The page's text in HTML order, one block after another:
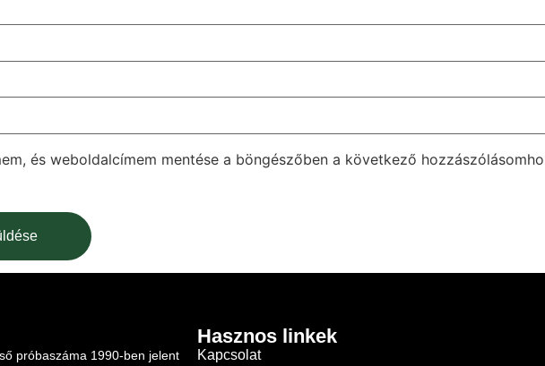
és weboldalcímem mentése a böngészőben a következő
próbaszáma 1990-ben jelent
Hasznos linkek
Kapcsolat